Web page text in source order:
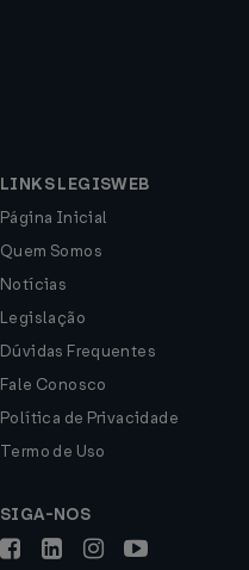
LINKS LEGISWEB
Página Inicial
Quem Somos
Notícias
Legislação
Dúvidas Frequentes
Fale Conosco
Política de Privacidade
Termo de Uso
SIGA-NOS